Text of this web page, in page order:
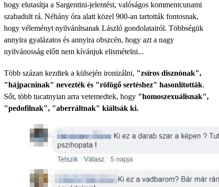
hogy elutasítja a Sargentini-jelentést, valóságos kommentcunami
szabadult rá. Néhány óra alatt közel 900-an tartották fontosnak,
hogy véleményt nyilvánítsanak László gondolatairól. Többségük
annyira gyalázatos és annyira obszcén, hogy azt a nagy
nyilvánosság előtt nem kívánjuk elismételni...
Több százan kezdtek a külsején ironizálni, "zsíros disznónak",
"hájpacninak" nevezték és "röfögő sertéshez" hasonlították.
Sőt, több tucatnyian arra vetemedtek, hogy "homoszexuálisnak",
"pedofilnak", "aberráltnak" kiáltsák ki.